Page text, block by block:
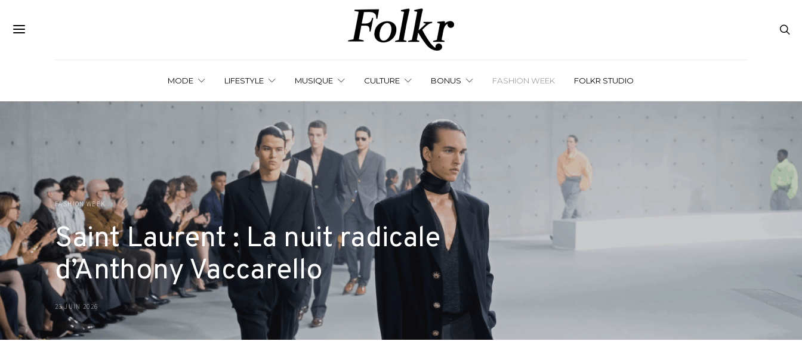
MODE LIFESTYLE MUSIQUE CULTURE BONUS FASHION WEEK FOLKR STUDIO
FASHION WEEK
Saint Laurent : La nuit radicale
d’Anthony Vaccarello
23 JUIN 2026